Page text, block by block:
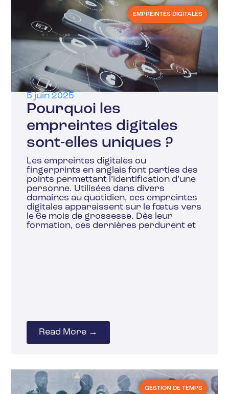
EMPREINTES DIGITALES
5 juin 2025
Pourquoi les
empreintes digitales
sont-elles uniques ?
Les empreintes digitales ou
fingerprints en anglais font parties des
points permettant l’identification d’une
personne. Utilisées dans divers
domaines au quotidien, ces empreintes
digitales apparaissent sur le fœtus vers
le 6e mois de grossesse. Dès leur
formation, ces dernières perdurent et
Read More →
GESTION DE TEMPS